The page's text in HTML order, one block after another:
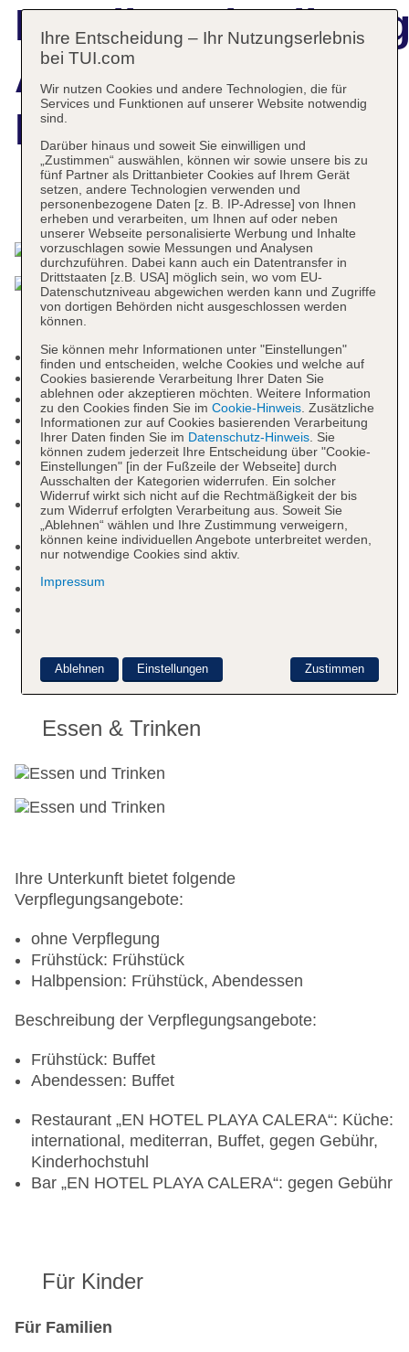
Apartamentos
Playa Calera
Das bietet Ihre Unterkunft
Nichtraucherhotel, Raucherbereich
Check-in Zeit ab 14:00 Uhr
Check-out Zeit bis 12:00 Uhr
Rezeption
Sonnenterrasse
Pool: ohne Gebühr, Outdoor, Süßwasser, Liegen:
ohne Gebühr, Sonnenschirme: ohne Gebühr
Internet: WLAN/WiFi, im gesamten Hotel
(Anlage): ohne Gebühr
Waschsalon: gegen Gebühr
Zahlungsarten: TUI Card / VISA, MasterCard
Haustiere nicht erlaubt
Essen & Trinken
Ihre Unterkunft bietet folgende
Verpflegungsangebote:
ohne Verpflegung
Frühstück: Frühstück
Halbpension: Frühstück, Abendessen
Beschreibung der Verpflegungsangebote:
Frühstück: Buffet
Abendessen: Buffet
Restaurant „EN HOTEL PLAYA CALERA“: Küche:
international, mediterran, Buffet, gegen Gebühr,
Kinderhochstuhl
Bar „EN HOTEL PLAYA CALERA“: gegen Gebühr
Für Kinder
Für Familien
Ihre Entscheidung – Ihr Nutzungserlebnis
bei TUI.com
Wir nutzen Cookies und andere Technologien, die für
Services und Funktionen auf unserer Website notwendig
sind.
Darüber hinaus und soweit Sie einwilligen und
„Zustimmen“ auswählen, können wir sowie unsere bis zu
fünf Partner als Drittanbieter Cookies auf Ihrem Gerät
setzen, andere Technologien verwenden und
personenbezogene Daten [z. B. IP-Adresse] von Ihnen
erheben und verarbeiten, um Ihnen auf oder neben
unserer Webseite personalisierte Werbung und Inhalte
vorzuschlagen sowie Messungen und Analysen
durchzuführen. Dabei kann auch ein Datentransfer in
Drittstaaten [z.B. USA] möglich sein, wo vom EU-
Datenschutzniveau abgewichen werden kann und Zugriffe
von dortigen Behörden nicht ausgeschlossen werden
können.
Sie können mehr Informationen unter "Einstellungen"
finden und entscheiden, welche Cookies und welche auf
Cookies basierende Verarbeitung Ihrer Daten Sie
ablehnen oder akzeptieren möchten. Weitere Information
zu den Cookies finden Sie im Cookie-Hinweis. Zusätzliche
Informationen zur auf Cookies basierenden Verarbeitung
Ihrer Daten finden Sie im Datenschutz-Hinweis. Sie
können zudem jederzeit Ihre Entscheidung über "Cookie-
Einstellungen" [in der Fußzeile der Webseite] durch
Ausschalten der Kategorien widerrufen. Ein solcher
Widerruf wirkt sich nicht auf die Rechtmäßigkeit der bis
zum Widerruf erfolgten Verarbeitung aus. Soweit Sie
„Ablehnen“ wählen und Ihre Zustimmung verweigern,
können keine individuellen Angebote unterbreitet werden,
nur notwendige Cookies sind aktiv.
Impressum
Zustimmen
Ablehnen Einstellungen